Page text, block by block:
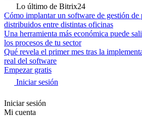
Lo último de Bitrix24
Cómo implantar un software de gestión de
distribuidos entre distintas oficinas
Una herramienta más económica puede
los procesos de tu sector
Qué revela el primer mes tras la
real del software
Empezar gratis
Iniciar sesión
Iniciar sesión
Mi cuenta